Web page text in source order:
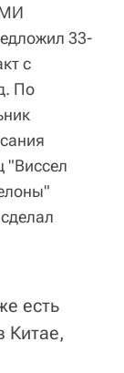
33-
с
По
"Виссел
есть
Китае,